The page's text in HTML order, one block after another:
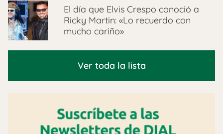
El día que Elvis Crespo conoció a
Ricky Martin: «Lo recuerdo con
mucho cariño»
Ver toda la lista